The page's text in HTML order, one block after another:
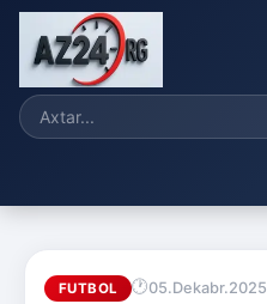
FUTBOL 05.Dekabr.2025